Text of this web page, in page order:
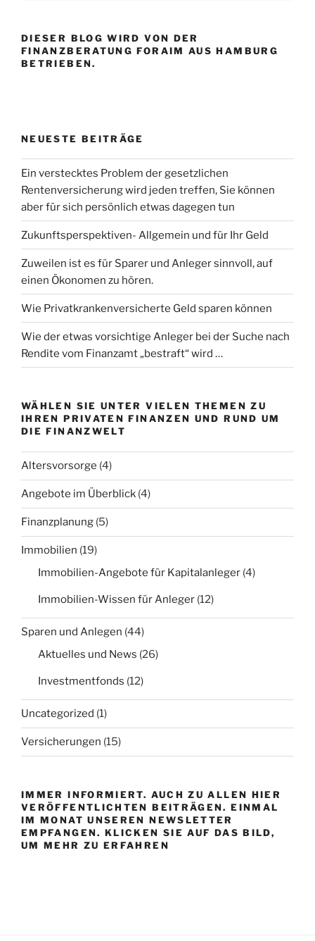
DIESER BLOG WIRD VON DER
FINANZBERATUNG FORAIM AUS HAMBURG
BETRIEBEN.
NEUESTE BEITRÄGE
Ein verstecktes Problem der gesetzlichen
Rentenversicherung wird jeden treffen, Sie können
aber für sich persönlich etwas dagegen tun
Zukunftsperspektiven- Allgemein und für Ihr Geld
Zuweilen ist es für Sparer und Anleger sinnvoll, auf
einen Ökonomen zu hören.
Wie Privatkrankenversicherte Geld sparen können
Wie der etwas vorsichtige Anleger bei der Suche nach
Rendite vom Finanzamt „bestraft“ wird …
WÄHLEN SIE UNTER VIELEN THEMEN ZU
IHREN PRIVATEN FINANZEN UND RUND UM
DIE FINANZWELT
Altersvorsorge (4)
Angebote im Überblick (4)
Finanzplanung (5)
Immobilien (19)
Immobilien-Angebote für Kapitalanleger (4)
Immobilien-Wissen für Anleger (12)
Sparen und Anlegen (44)
Aktuelles und News (26)
Investmentfonds (12)
Uncategorized (1)
Versicherungen (15)
IMMER INFORMIERT. AUCH ZU ALLEN HIER
VERÖFFENTLICHTEN BEITRÄGEN. EINMAL
IM MONAT UNSEREN NEWSLETTER
EMPFANGEN. KLICKEN SIE AUF DAS BILD,
UM MEHR ZU ERFAHREN